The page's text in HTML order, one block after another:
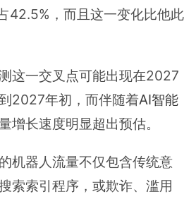
42.5%，而且这一变化比他此
这一交叉点可能出现在2027
2027年初，而伴随着AI智能
增长速度明显超出预估。
机器人流量不仅包含传统意
索索引程序，或欺诈、滥用